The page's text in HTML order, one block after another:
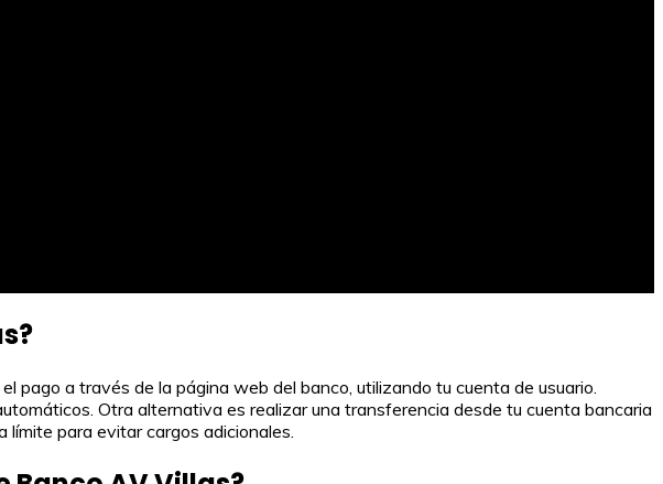
pago a través de la página web del banco, utilizando tu cuenta de usuario.
Otra alternativa es realizar una transferencia desde tu cuenta bancaria
límite para evitar cargos adicionales.